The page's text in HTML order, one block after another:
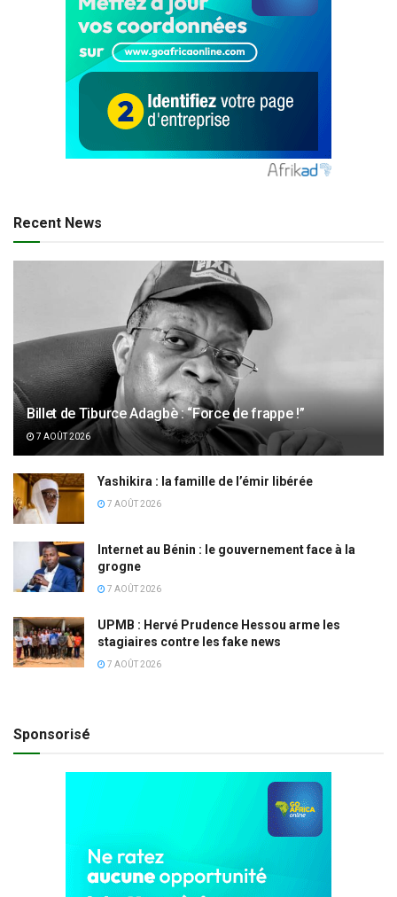
Recent News
Billet de Tiburce Adagbè : “Force de frappe !”
7 AOÛT 2026
Yashikira : la famille de l’émir libérée
7 AOÛT 2026
Internet au Bénin : le gouvernement face à la
grogne
7 AOÛT 2026
UPMB : Hervé Prudence Hessou arme les
stagiaires contre les fake news
7 AOÛT 2026
Sponsorisé